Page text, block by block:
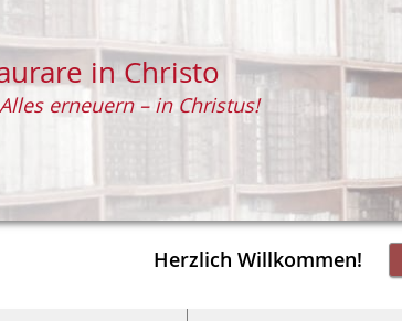
Herzlich Willkommen!
in Christo
Alles erneuern – in Christus!